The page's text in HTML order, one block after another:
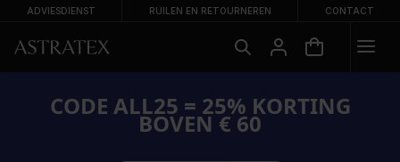
ADVIESDIENST RUILEN EN RETOURNEREN CONTACT
CODE ALL25 = 25% KORTING
BOVEN € 60